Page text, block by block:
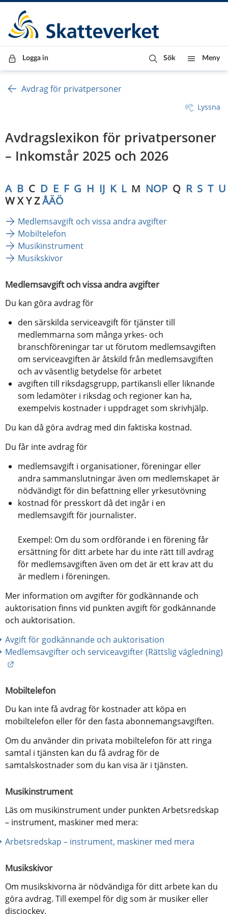
Till innehåll
Till navigationen
Till chattrobot
Logga in Sök Meny
Avdrag för privatpersoner
Lyssna
Avdragslexikon för privatpersoner
– Inkomstår 2025 och 2026
A B C D E F G H IJ K L M NOP Q R S T U
W X Y Z ÅÄÖ
Medlemsavgift och vissa andra avgifter
Mobiltelefon
Musikinstrument
Musikskivor
Medlemsavgift och vissa andra avgifter
Du kan göra avdrag för
den särskilda serviceavgift för tjänster till
medlemmarna som många yrkes- och
branschföreningar tar ut förutom medlemsavgiften
om serviceavgiften är åtskild från medlemsavgiften
och av väsentlig betydelse för arbetet
avgiften till riksdagsgrupp, partikansli eller liknande
som ledamöter i riksdag och regioner kan ha,
exempelvis kostnader i uppdraget som skrivhjälp.
Du kan då göra avdrag med din faktiska kostnad.
Du får inte avdrag för
medlemsavgift i organisationer, föreningar eller
andra sammanslutningar även om medlemskapet är
nödvändigt för din befattning eller yrkesutövning
kostnad för presskort då det ingår i en
medlemsavgift för journalister.
Exempel: Om du som ordförande i en förening får
ersättning för ditt arbete har du inte rätt till avdrag
för medlemsavgiften även om det är ett krav att du
är medlem i föreningen.
Mer information om avgifter för godkännande och
auktorisation finns vid punkten avgift för godkännande
och auktorisation.
Avgift för godkännande och auktorisation
Mobiltelefon
Du kan inte få avdrag för kostnader att köpa en
mobiltelefon eller för den fasta abonnemangsavgiften.
Om du använder din privata mobiltelefon för att ringa
samtal i tjänsten kan du få avdrag för de
samtalskostnader som du kan visa är i tjänsten.
Musikinstrument
Läs om musikinstrument under punkten Arbetsredskap
– instrument, maskiner med mera:
Arbetsredskap – instrument, maskiner med mera
Musikskivor
Om musikskivorna är nödvändiga för ditt arbete kan du
göra avdrag. Till exempel för dig som är musiker eller
discjockey.